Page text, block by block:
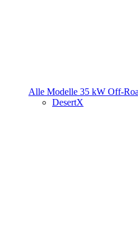
Alle Modelle 35 kW Off-
DesertX